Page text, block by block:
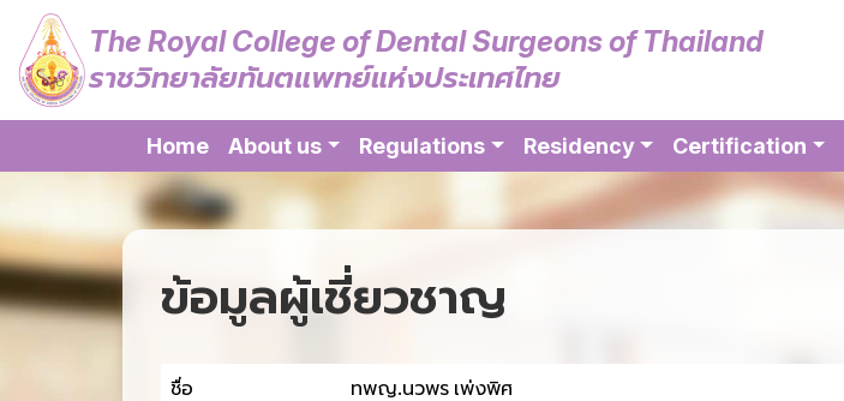
The Royal College of Dental Surgeons of Thailand
ราชวิทยาลัยทันตแพทย์แห่งประเทศไทย
Home About us Regulations Residency Certification
ข้อมูลผู้เชี่ยวชาญ
ชื่อ ทพญ.นวพร เพ่งพิศ